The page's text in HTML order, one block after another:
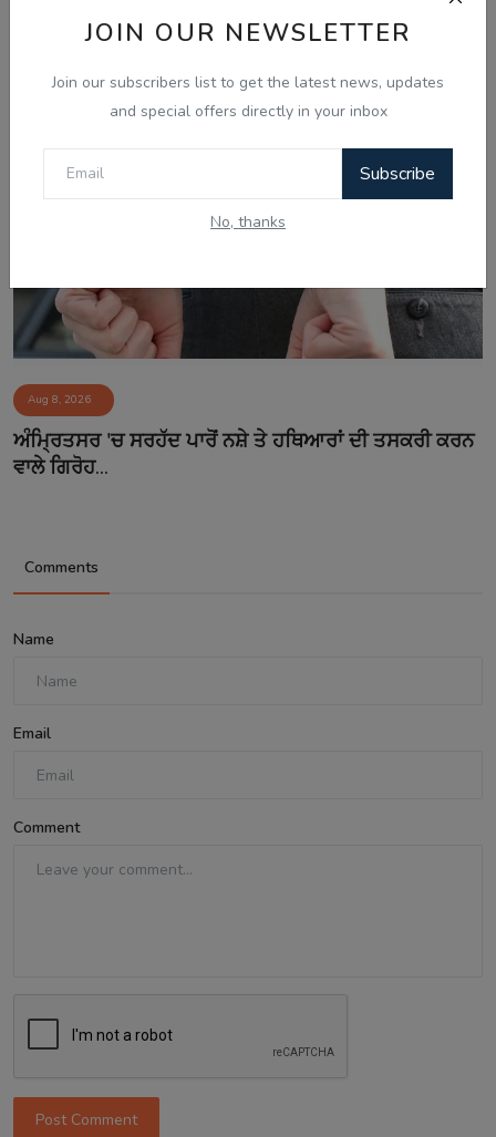
JOIN OUR NEWSLETTER
Join our subscribers list to get the latest news, updates
and special offers directly in your inbox
Subscribe
No, thanks
ਗੱਲਬਾਤ ਕਰਨ ਤੋਂ...
Aug 8, 2026
ਅੰਮ੍ਰਿਤਸਰ 'ਚ ਸਰਹੱਦ ਪਾਰੋਂ ਨਸ਼ੇ ਤੇ ਹਥਿਆਰਾਂ ਦੀ ਤਸਕਰੀ ਕਰਨ
ਵਾਲੇ ਗਿਰੋਹ...
Comments
Name
Email
Comment
Post Comment